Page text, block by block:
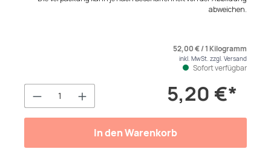
abweichen.
Produkt Anzahl: Gib den5,20 €*
52,00 € / 1 Kilogramm
inkl. MwSt. zzgl. Versand
Sofort verfügbar
In den Warenkorb